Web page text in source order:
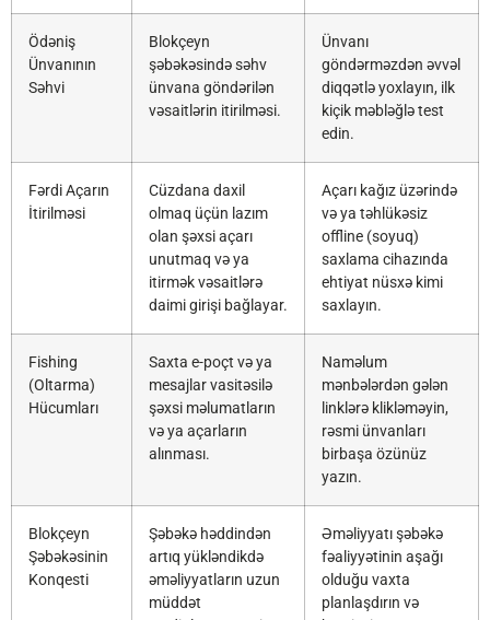
Ödəniş
Ünvanının
Səhvi
Blokçeyn
şəbəkəsində səhv
ünvana göndərilən
vəsaitlərin itirilməsi.
Ünvanı
göndərməzdən əvvəl
diqqətlə yoxlayın, ilk
kiçik məbləğlə test
edin.
Fərdi Açarın
İtirilməsi
Cüzdana daxil
olmaq üçün lazım
olan şəxsi açarı
unutmaq və ya
itirmək vəsaitlərə
daimi girişi bağlayar.
Açarı kağız üzərində
və ya təhlükəsiz
offline (soyuq)
saxlama cihazında
ehtiyat nüsxə kimi
saxlayın.
Fishing
(Oltarma)
Hücumları
Saxta e-poçt və ya
mesajlar vasitəsilə
şəxsi məlumatların
və ya açarların
alınması.
Naməlum
mənbələrdən gələn
linklərə klikləməyin,
rəsmi ünvanları
birbaşa özünüz
yazın.
Blokçeyn
Şəbəkəsinin
Konqesti
Şəbəkə həddindən
artıq yükləndikdə
əməliyyatların uzun
müddət
Əməliyyatı şəbəkə
fəaliyyətinin aşağı
olduğu vaxta
planlaşdırın və